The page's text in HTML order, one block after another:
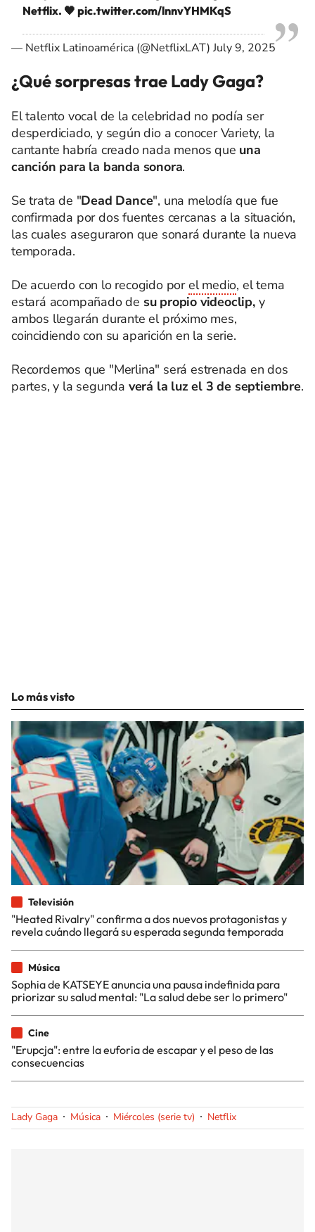
Netflix. 🖤 pic.twitter.com/lnnvYHMKqS
— Netflix Latinoamérica (@NetflixLAT)July 9, 2025
¿Qué sorpresas trae Lady Gaga?
El talento vocal de la celebridad no podía ser
desperdiciado, y según dio a conocer Variety, la
cantante habría creado nada menos que una
canción para la banda sonora.
Se trata de "Dead Dance", una melodía que fue
confirmada por dos fuentes cercanas a la situación,
las cuales aseguraron que sonará durante la nueva
temporada.
De acuerdo con lo recogido porel medio, el tema
estará acompañado de su propio videoclip,y
ambos llegarán durante el próximo mes,
coincidiendo con su aparición en la serie.
Recordemos que "Merlina" será estrenada en dos
partes, y la segunda verá la luz el 3 de septiembre.
Lo más visto
Televisión
"Heated Rivalry" confirma a dos nuevos protagonistas y
revela cuándo llegará su esperada segunda temporada
Música
Sophia de KATSEYE anuncia una pausa indefinida para
priorizar su salud mental: "La salud debe ser lo primero"
Cine
"Erupcja": entre la euforia de escapar y el peso de las
consecuencias
Lady Gaga Música Miércoles (serie tv) Netflix